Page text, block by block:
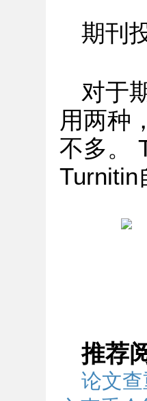
期刊
对于
用两种
不多。
Turnitin
推荐
论文